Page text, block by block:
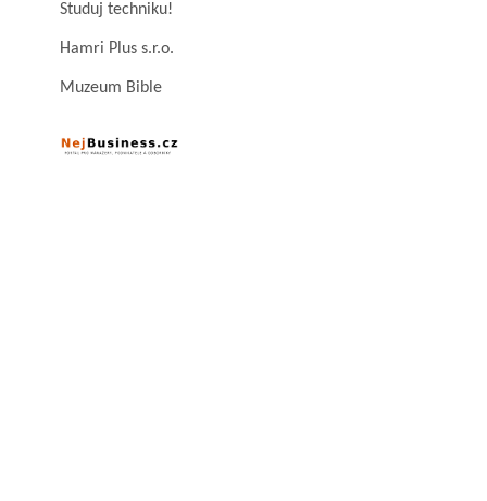
Studuj techniku!
Hamri Plus s.r.o.
Muzeum Bible